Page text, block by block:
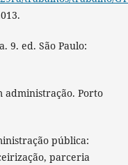
9. ed. São Paulo:
administração. Porto
pública:
parceria